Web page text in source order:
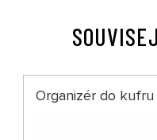
Organizér do kufru